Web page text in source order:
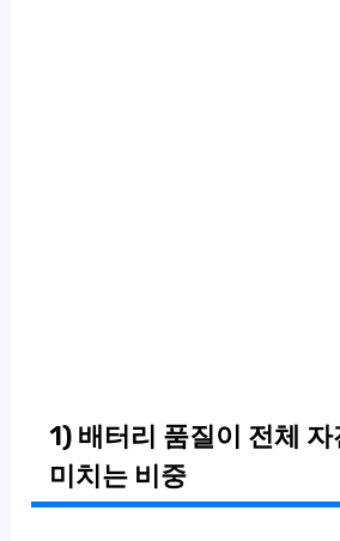
1) 배터리 품질이 전체 자
미치는 비중